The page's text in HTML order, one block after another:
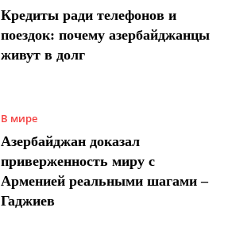
Кредиты ради телефонов и
поездок: почему азербайджанцы
живут в долг
В мире
Азербайджан доказал
приверженность миру с
Арменией реальными шагами –
Гаджиев